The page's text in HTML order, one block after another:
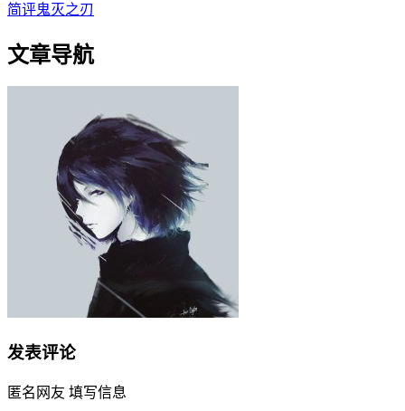
简评鬼灭之刃
文章导航
发表评论
匿名网友 填写信息